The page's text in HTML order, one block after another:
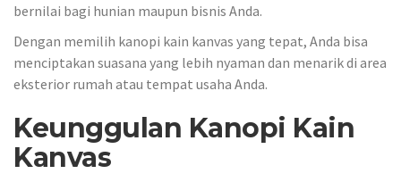
bernilai bagi hunian maupun bisnis Anda.
Dengan memilih kanopi kain kanvas yang tepat, Anda bisa
menciptakan suasana yang lebih nyaman dan menarik di area
eksterior rumah atau tempat usaha Anda.
Keunggulan Kanopi Kain
Kanvas